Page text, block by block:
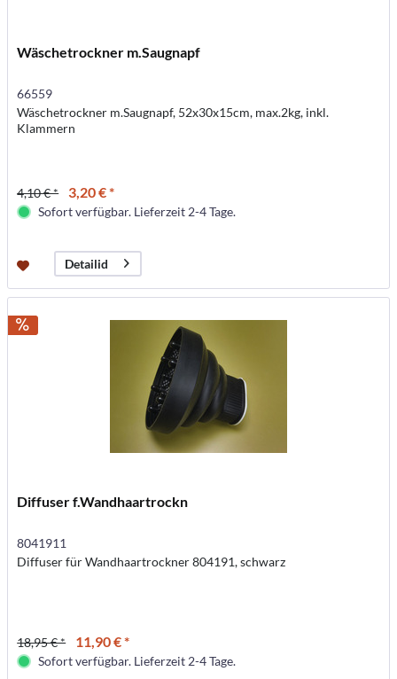
Wäschetrockner m.Saugnapf
66559
Wäschetrockner m.Saugnapf, 52x30x15cm, max.2kg, inkl.
Klammern
4,10 € * 3,20 € *
Sofort verfügbar. Lieferzeit 2-4 Tage.
Detailid
Diffuser f.Wandhaartrockn
8041911
Diffuser für Wandhaartrockner 804191, schwarz
18,95 € * 11,90 € *
Sofort verfügbar. Lieferzeit 2-4 Tage.